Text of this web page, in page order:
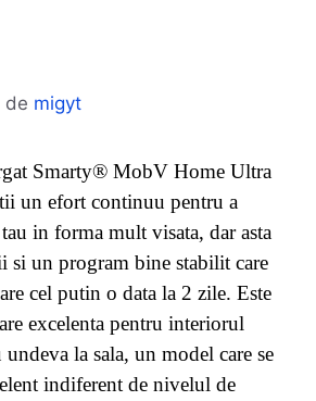
de migyt
Smarty® MobV Home Ultra
un efort continuu pentru a
in forma mult visata, dar asta
si un program bine stabilit care
cel putin o data la 2 zile. Este
excelenta pentru interiorul
la sala, un model care se
indiferent de nivelul de